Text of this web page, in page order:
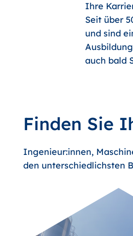
Ihre
Seit über
und sind
auch bald
Finden Sie
Ingenieur:innen,
den unterschiedlichsten